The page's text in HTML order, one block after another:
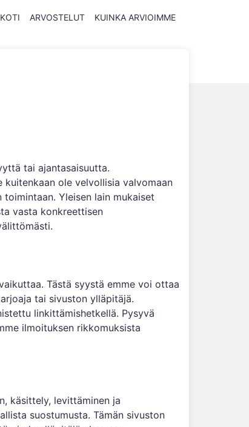
KOTI ARVOSTELUT KUINKA ARVIOIMME
tai ajantasaisuutta.
kuitenkaan ole velvollisia valvomaan
Yleisen lain mukaiset
vasta konkreettisen
Tästä syystä emme voi ottaa
tai sivuston ylläpitäjä.
linkittämishetkellä. Pysyvä
ilmoituksen rikkomuksista
käsittely, levittäminen ja
suostumusta. Tämän sivuston